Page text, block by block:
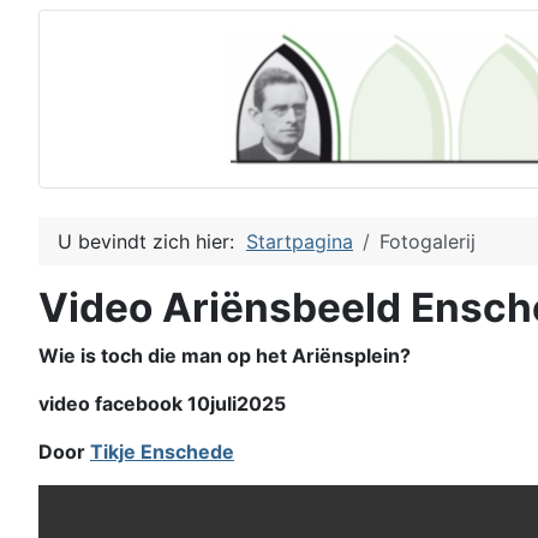
U bevindt zich hier: Startpagina Fotogalerij
Video Ariënsbeeld
Wie is toch die man op het Ariënsplein?
video facebook 10juli2025
Door Tikje Enschede